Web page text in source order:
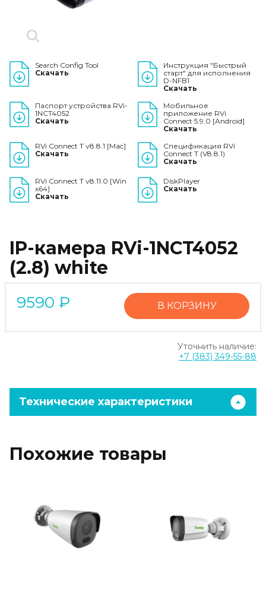
Search Config Tool
Скачать
Инструкция "Быстрый
старт" для исполнения
D-NFB1
Скачать
Паспорт устройства RVi-
1NCT4052
Скачать
Мобильное
приложение RVi
Connect 5.9.0 [Android]
Скачать
RVi Connect T v8.8.1 [Mac]
Скачать
Спецификация RVi
Connect T (V8.8.1)
Скачать
RVi Connect T v8.11.0 [Win
x64]
Скачать
DiskPlayer
Скачать
IP-камера RVi-1NCT4052
(2.8) white
9590 ₽ В КОРЗИНУ
Уточнить наличие:
+7 (383) 349-55-88
Технические характеристики
Похожие товары